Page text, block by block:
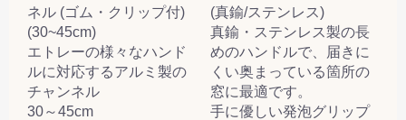
ネル (ゴム・クリップ付)
(30~45cm)
エトレーの様々なハンド
ルに対応するアルミ製の
チャンネル
30～45cm
(真鍮/ステンレス)
真鍮・ステンレス製の長
めのハンドルで、届きに
くい奥まっている箇所の
窓に最適です。
手に優しい発泡グリップ